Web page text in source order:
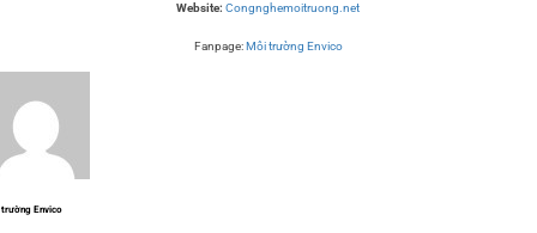
Website: Congnghemoitruong.net
Fanpage:Môi trường Envico
Envico